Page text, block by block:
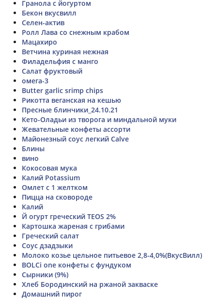
Гранола с йогуртом
Бекон вкусвилл
Селен-актив
Ролл Лава со снежным крабом
Мацахиро
Ветчина куриная нежная
Филадельфия с манго
Салат фруктовый
омега-3
Butter garlic srimp chips
Рикотта веганская на кешью
Пресные блинчики_24.10.21
Кето-Оладьи из творога и миндальной муки
Жевательные конфеты ассорти
Майонезный соус легкий Calve
Блины
вино
Кокосовая мука
Калий Potassium
Омлет с 1 желтком
Пицца на сковороде
Калий
Й огурт греческий TEOS 2%
Картошка жареная с грибами
Греческий салат
Соус дзадзыки
Молоко козье цельное питьевое 2,8-4,0%(ВкусВилл)
BOLCi one конфеты с фундуком
Сырники (9%)
Хлеб Бородинский на ржаной закваске
Домашний пирог